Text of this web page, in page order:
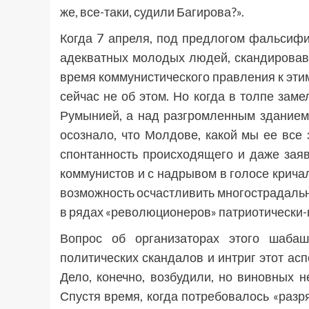
же, все-таки, судили Багирова?».
Когда 7 апреля, под предлогом
адекватных молодых людей,
время коммунистического правления к
сейчас не об этом. Но когда в толпе
Румынией, а над разгромленным
осознало, что Молдове, какой мы ее
спонтанность происходящего и даже
коммунистов и с надрывом в голосе
возможность осчастливить
в рядах «революционеров»
Вопрос об организаторах этого
политических скандалов и интриг этот
Дело, конечно, возбудили, но виновных
Спустя время, когда потребовалось